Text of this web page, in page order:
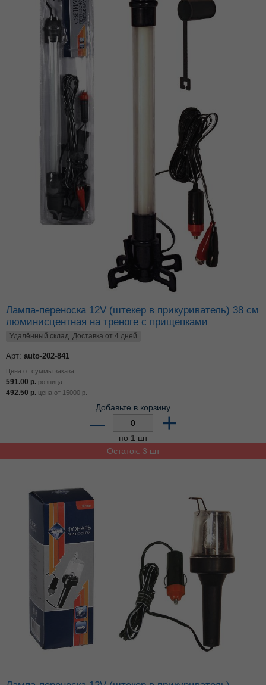
Лампа-переноска 12V (штекер в прикуриватель) 38 см
люминисцентная на треноге с прищепками
Удалённый склад. Доставка от 4 дней
Арт: auto-202-841
Цена от суммы заказа
591.00 р. розница
492.50 р. цена от 15000 р.
Добавьте в корзину
– +
по 1 шт
Остаток: 3 шт